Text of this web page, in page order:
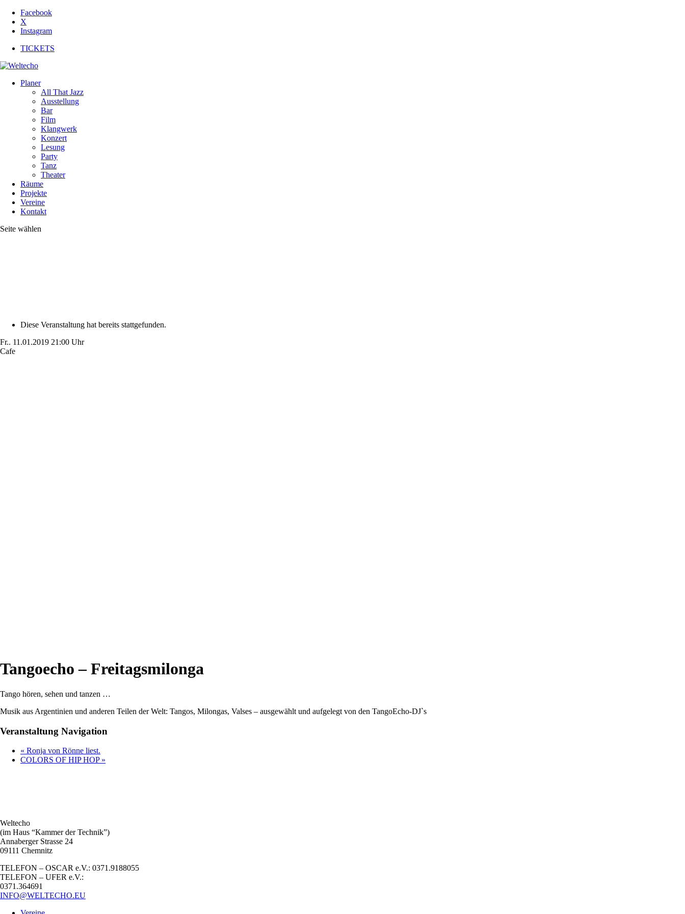
Facebook
X
Instagram
TICKETS
Planer
All That Jazz
Ausstellung
Bar
Film
Klangwerk
Konzert
Lesung
Party
Tanz
Theater
Räume
Projekte
Vereine
Kontakt
Seite wählen
Diese Veranstaltung hat bereits stattgefunden.
Fr.. 11.01.2019 21:00 Uhr
Cafe
Tangoecho – Freitagsmilonga
Tango hören, sehen und tanzen …
Musik aus Argentinien und anderen Teilen der Welt: Tangos, Milongas, Valses – ausgewählt und aufgelegt von den TangoEcho-DJ`s
Veranstaltung Navigation
« Ronja von Rönne liest.
COLORS OF HIP HOP »
Weltecho
(im Haus “Kammer der Technik”)
Annaberger Strasse 24
09111 Chemnitz
TELEFON – OSCAR e.V.: 0371.9188055
TELEFON – UFER e.V.:
0371.364691
INFO@WELTECHO.EU